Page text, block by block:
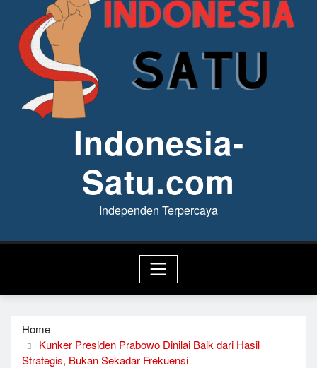
Indonesia-
Satu.com
Independen Terpercaya
Home
Kunker Presiden Prabowo Dinilai Baik dari Hasil
Strategis, Bukan Sekadar Frekuensi